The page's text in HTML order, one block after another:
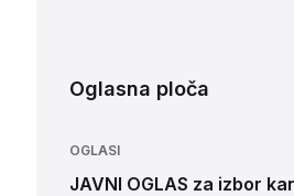
Oglasna ploča
OGLASI
JAVNI OGLAS za izbor